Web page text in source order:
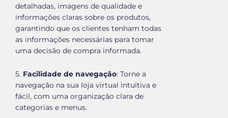
detalhadas, imagens de qualidade e
informações claras sobre os produtos,
garantindo que os clientes tenham todas
as informações necessárias para tomar
uma decisão de compra informada.
5. Facilidade de navegação: Torne a
navegação na sua loja virtual intuitiva e
fácil, com uma organização clara de
categorias e menus.